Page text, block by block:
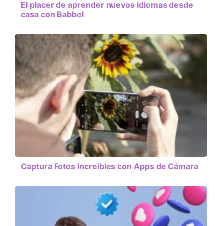
El placer de aprender nuevos idiomas desde
casa con Babbel
Captura Fotos Increíbles con Apps de Cámara